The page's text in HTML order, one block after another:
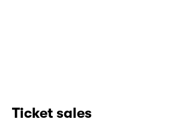
Ticket sales